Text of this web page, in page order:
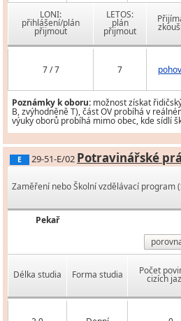
LONI:
přihlášení/plán
přijmout
LETOS:
plán
přijmout
7 / 7 7
Poznámky k oboru: možnost získat
B, zvýhodněně T), část OV probíhá v
výuky oborů probíhá mimo obec, kde sídlí
E 29-51-E/02 Potravinářské
Zaměření nebo Školní vzdělávací program
Pekař
Délka studia Forma studia Počet
cizích